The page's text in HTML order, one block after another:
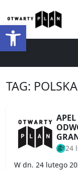
Otwórz pasek narzędzi
TAG:
24
W dn. 24 lutego